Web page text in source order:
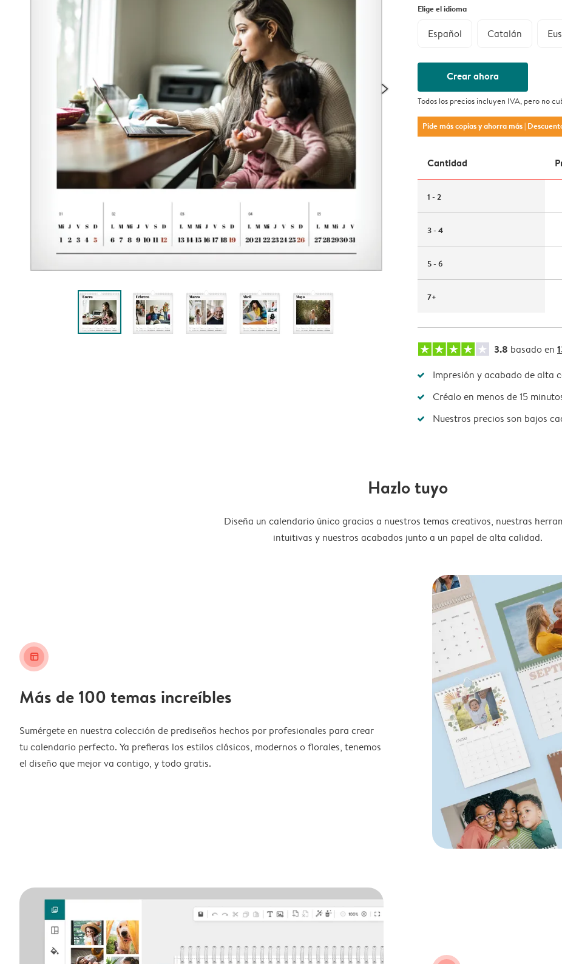
Elige el idioma
Español Catalán
Crear ahora
Todos los precios incluyen IVA, pero no
Pide más copias y ahorra más|
Cantidad
1 - 2
3 - 4
5 - 6
7+
3.8 basado en
Impresión y acabado de alta
Créalo en menos de 15
Nuestros precios son bajos
Hazlo tuyo
Diseña un calendario único gracias a nuestros temas creativos, nuestras
intuitivas y nuestros acabados junto a un papel de alta calidad.
layout_alt
Más de 100 temas increíbles
Sumérgete en nuestra colección de prediseños hechos por profesionales para crear
tu calendario perfecto. Ya prefieras los estilos clásicos, modernos o florales, tenemos
el diseño que mejor va contigo, y todo gratis.